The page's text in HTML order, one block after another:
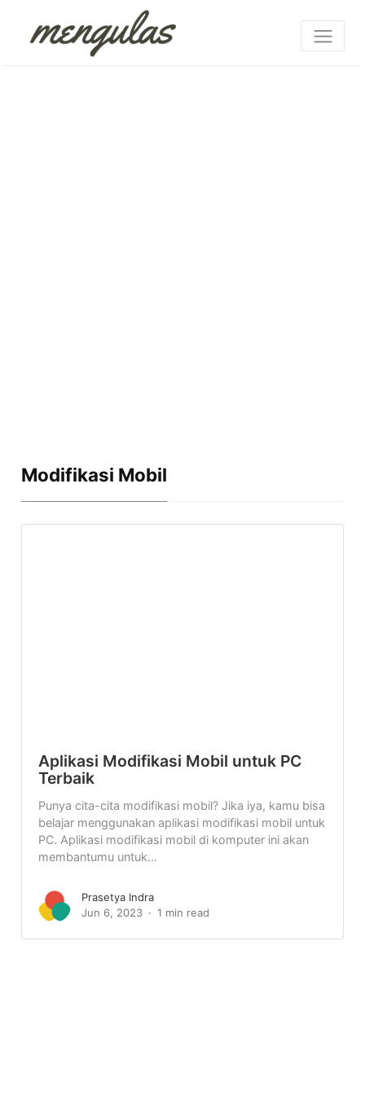
Modifikasi Mobil
Aplikasi Modifikasi Mobil untuk PC
Terbaik
Punya cita-cita modifikasi mobil? Jika iya, kamu bisa
belajar menggunakan aplikasi modifikasi mobil untuk
PC. Aplikasi modifikasi mobil di komputer ini akan
membantumu untuk...
Prasetya Indra
Jun 6, 2023
1 min read